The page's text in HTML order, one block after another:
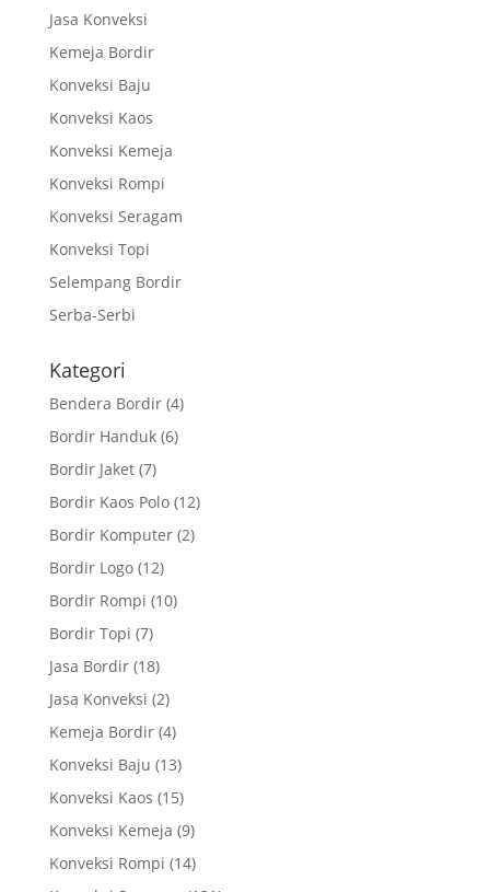
Jasa Konveksi
Kemeja Bordir
Konveksi Baju
Konveksi Kaos
Konveksi Kemeja
Konveksi Rompi
Konveksi Seragam
Konveksi Topi
Selempang Bordir
Serba-Serbi
Kategori
Bendera Bordir(4)
Bordir Handuk(6)
Bordir Jaket(7)
Bordir Kaos Polo(12)
Bordir Komputer(2)
Bordir Logo(12)
Bordir Rompi (10)
Bordir Topi (7)
Jasa Bordir(18)
Jasa Konveksi (2)
Kemeja Bordir(4)
Konveksi Baju (13)
Konveksi Kaos (15)
Konveksi Kemeja (9)
Konveksi Rompi (14)